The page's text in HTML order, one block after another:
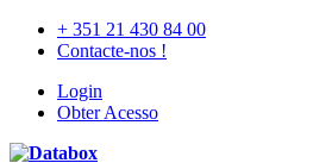
+ 351 21 430 84 00
Contacte-nos !
Login
Obter Acesso